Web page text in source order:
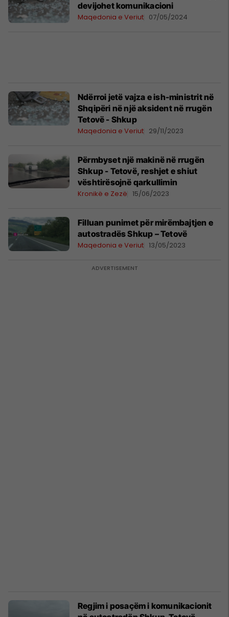
devijohet komunikacioni
Maqedonia e Veriut 07/05/2024
Ndërroi jetë vajza e ish-ministrit në
Shqipëri në një aksident në rrugën
Tetovë - Shkup
Maqedonia e Veriut 29/11/2023
Përmbyset një makinë në rrugën
Shkup - Tetovë, reshjet e shiut
vështirësojnë qarkullimin
Kronikë e Zezë 15/06/2023
Filluan punimet për mirëmbajtjen e
autostradës Shkup – Tetovë
Maqedonia e Veriut 13/05/2023
Regjim i posaçëm i komunikacionit